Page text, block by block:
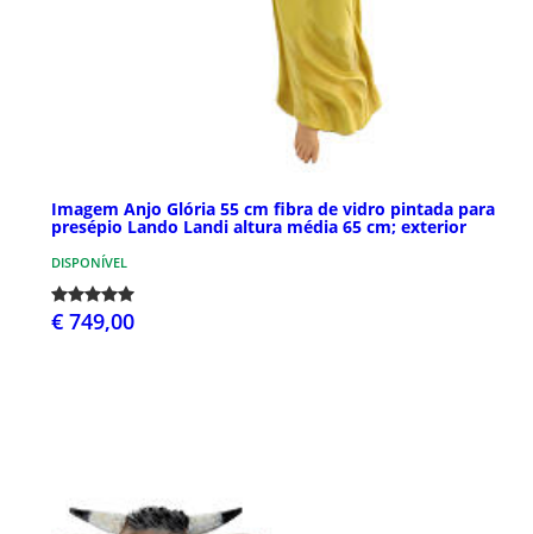
Imagem Anjo Glória 55 cm fibra de vidro pintada para
presépio Lando Landi altura média 65 cm; exterior
DISPONÍVEL
€ 749,00